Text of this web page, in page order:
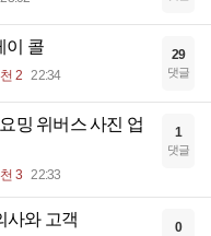
이 콜
2 22:34
29
댓글
밍 위버스 사진 업
3 22:33
1
댓글
사와 고객 0